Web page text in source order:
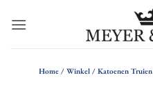
naar
Home / Winkel / Katoenen Truien